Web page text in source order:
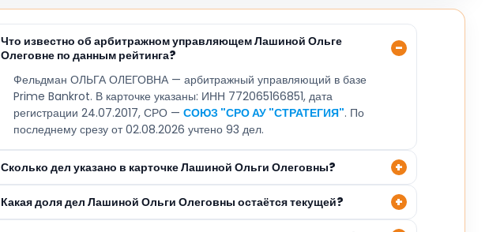
Что известно об арбитражном управляющем Лашиной Ольге
Олеговне по данным рейтинга?
Фельдман ОЛЬГА ОЛЕГОВНА — арбитражный управляющий в базе
Prime Bankrot. В карточке указаны: ИНН 772065166851, дата
регистрации 24.07.2017, СРО — СОЮЗ "СРО АУ "СТРАТЕГИЯ". По
последнему срезу от 02.08.2026 учтено 93 дел.
Сколько дел указано в карточке Лашиной Ольги Олеговны?
Какая доля дел Лашиной Ольги Олеговны остаётся текущей?